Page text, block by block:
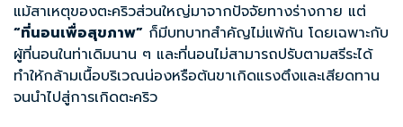
แม้สาเหตุของตะคริวส่วนใหญ่มาจากปัจจัยทางร่างกาย แต่
“ที่นอนเพื่อสุขภาพ” ก็มีบทบาทสำคัญไม่แพ้กัน โดยเฉพาะกับ
ผู้ที่นอนในท่าเดิมนาน ๆ และที่นอนไม่สามารถปรับตามสรีระได้
ทำให้กล้ามเนื้อบริเวณน่องหรือต้นขาเกิดแรงตึงและเสียดทาน
จนนำไปสู่การเกิดตะคริว